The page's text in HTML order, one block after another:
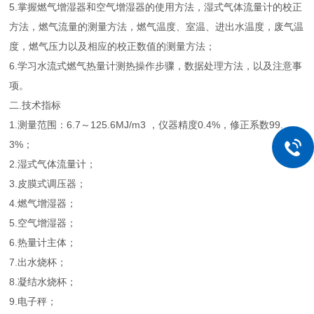
5.掌握燃气增湿器和空气增湿器的使用方法，湿式气体流量计的校正
方法，燃气流量的测量方法，燃气温度、室温、进出水温度，废气温
度，燃气压力以及相应的校正数值的测量方法；
6.学习水流式燃气热量计测热操作步骤，数据处理方法，以及注意事
项。
二.技术指标
1.测量范围：6.7～125.6MJ/m3 ，仪器精度0.4%，修正系数99.
3%；
2.湿式气体流量计；
3.皮膜式调压器；
4.燃气增湿器；
5.空气增湿器；
6.热量计主体；
7.出水烧杯；
8.凝结水烧杯；
9.电子秤；